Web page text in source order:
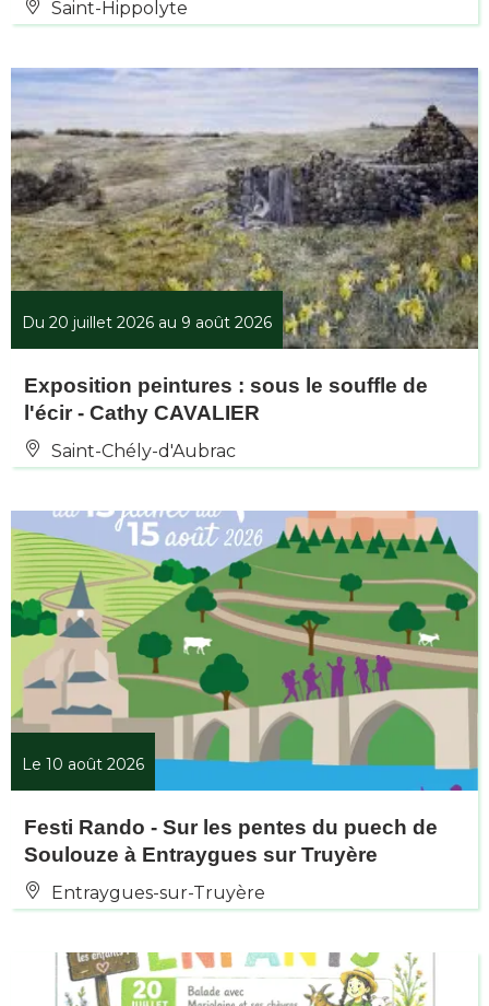
Saint-Hippolyte
Du 20 juillet 2026 au 9 août 2026
Exposition peintures : sous le souffle de
l'écir - Cathy CAVALIER
Saint-Chély-d'Aubrac
Le 10 août 2026
Festi Rando - Sur les pentes du puech de
Soulouze à Entraygues sur Truyère
Entraygues-sur-Truyère